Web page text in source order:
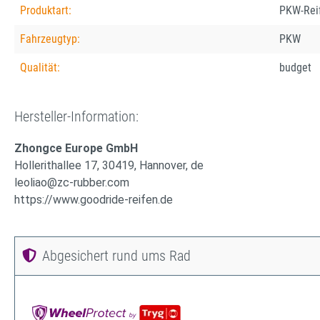
Produktart: PKW-
Fahrzeugtyp: PKW
Qualität: budget
Hersteller-Information:
Zhongce Europe GmbH
Hollerithallee 17, 30419, Hannover, de
leoliao@zc-rubber.com
https://www.goodride-reifen.de
Abgesichert rund ums Rad